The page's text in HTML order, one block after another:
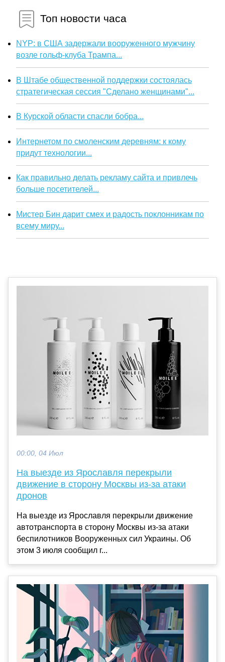
Топ новости часа
NYP: в США задержали вооруженного мужчину
возле гольф-клуба Трампа...
В Штабе общественной поддержки состоялась
стратегическая сессия "Сделано женщинами"...
В Курской области спасли бобра...
Интернетом по смоленским деревням: к кому
придут технологии...
Как правильно делать рекламу сайта и привлечь
больше посетителей...
Мистер Бин дарит смех и радость поклонникам по
всему миру...
00:00, 04 Июл
На выезде из Ярославля перекрыли
движение в сторону Москвы из-за атаки
дронов
На выезде из Ярославля перекрыли движение
автотранспорта в сторону Москвы из-за атаки
беспилотников Вооруженных сил Украины. Об
этом 3 июля сообщил г...